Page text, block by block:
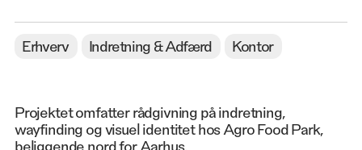
Erhverv Indretning & Adfærd Kontor
Projektet omfatter rådgivning på indretning,
wayfinding og visuel identitet hos Agro Food Park,
beliggende nord for Aarhus.